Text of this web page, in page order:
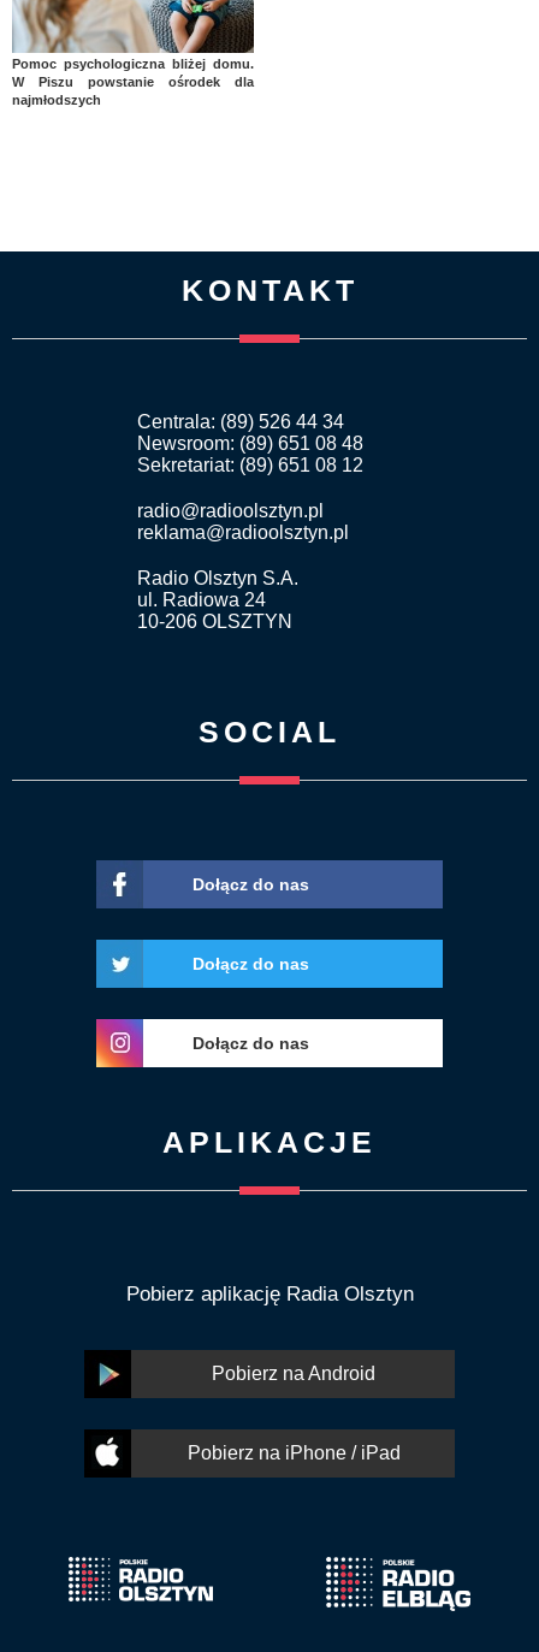
Pomoc psychologiczna bliżej domu.
W Piszu powstanie ośrodek dla
najmłodszych
KONTAKT
Centrala: (89) 526 44 34
Newsroom: (89) 651 08 48
Sekretariat: (89) 651 08 12
radio@radioolsztyn.pl
reklama@radioolsztyn.pl
Radio Olsztyn S.A.
ul. Radiowa 24
10-206 OLSZTYN
SOCIAL
Dołącz do nas
Dołącz do nas
Dołącz do nas
APLIKACJE
Pobierz aplikację Radia Olsztyn
Pobierz na Android
Pobierz na iPhone / iPad